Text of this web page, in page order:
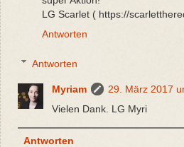
LG Scarlet ( https://
Antworten
Antworten
Myriam
29. März 2017
Vielen Dank. LG Myri
Antworten